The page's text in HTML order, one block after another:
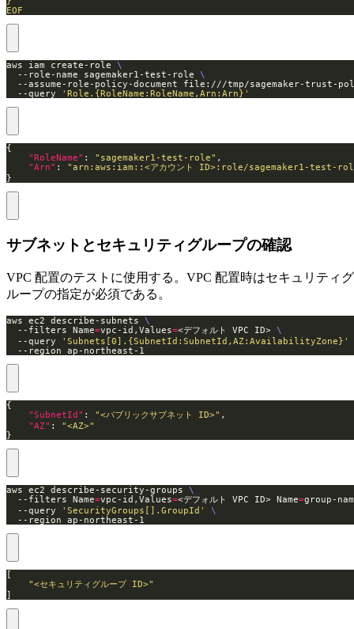
EOF
aws iam create-role
  --role-name sagemaker1-test-role
--assume-role-policy-document file:///tmp/sagemaker-trust-
  --query
'Role.{RoleName:RoleName,Arn:Arn}'
"RoleName" : "sagemaker1-test-role"
"Arn" : "arn:aws:iam::<アカウント ID>:role/sagemaker1-test-
}
サブネットとセキュリティグループの確認
VPC 配置のテストに使用する。VPC 配置時はセキュリティグ
ループの指定が必須である。
aws ec2 describe-subnets
  --filters Name
=vpc-id,Values=<デフォルト VPC ID>
  --query
'Subnets[0].{SubnetId:SubnetId,AZ:AvailabilityZone}'
  --region ap-northeast-1
"SubnetId" : "<パブリックサブネット ID>"
"AZ" : "<AZ>"
}
aws ec2 describe-security-groups
  --filters Name
=vpc-id,Values=<デフォルト VPC ID> Name=group-
  --query
'SecurityGroups[].GroupId'
  --region ap-northeast-1
"<セキュリティグループ ID>"